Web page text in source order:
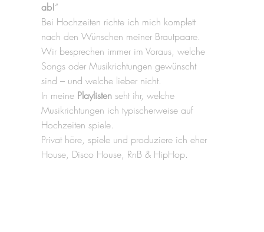
ab!“
Bei Hochzeiten richte ich mich komplett
nach den Wünschen meiner Brautpaare.
Wir besprechen immer im Voraus, welche
Songs oder Musikrichtungen gewünscht
sind – und welche lieber nicht.
In meine Playlisten seht ihr, welche
Musikrichtungen ich typischerweise auf
Hochzeiten spiele.
Privat höre, spiele und produziere ich eher
House, Disco House, RnB & HipHop.